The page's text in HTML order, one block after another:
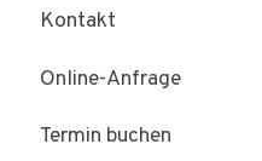
Kontakt
Online-Anfrage
Termin buchen